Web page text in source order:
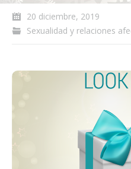
20 diciembre, 2019
Sexualidad y relaciones
¡Pincha